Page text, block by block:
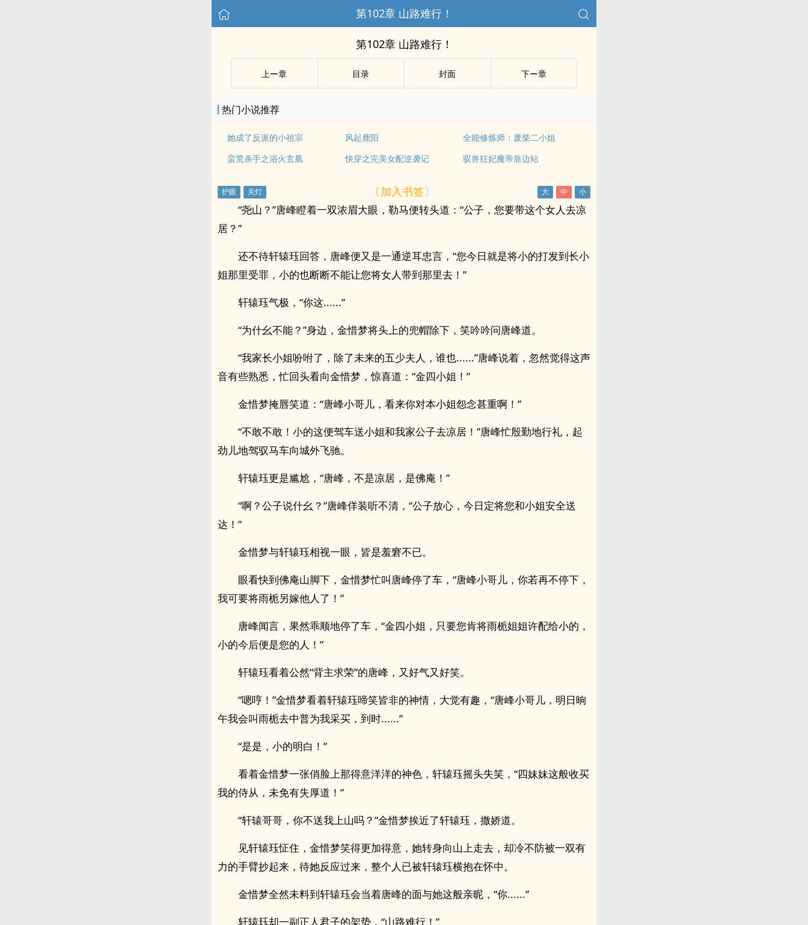
第102章 山路难行！
第102章 山路难行！
上ー章 目录 封面 下ー章
热门小说推荐
她成了反派的小祖宗 风起鹿阳
全能修炼师：废柴二小姐
蛮荒杀手之浴火玄凰
快穿之完美女配逆袭记 驭兽狂妃魔帝靠边站
〔加入书签〕
“尧山？”唐峰瞪着一双浓眉大眼，勒马便转头道：“公子，您要带这个女人去凉
居？”
还不待轩辕珏回答，唐峰便又是一通逆耳忠言，“您今日就是将小的打发到长小
姐那里受罪，小的也断断不能让您将女人带到那里去！”
轩辕珏气极，“你这......”
“为什幺不能？”身边，金惜梦将头上的兜帽除下，笑吟吟问唐峰道。
“我家长小姐吩咐了，除了未来的五少夫人，谁也......”唐峰说着，忽然觉得这声
音有些熟悉，忙回头看向金惜梦，惊喜道：“金四小姐！”
金惜梦掩唇笑道：“唐峰小哥儿，看来你对本小姐怨念甚重啊！”
“不敢不敢！小的这便驾车送小姐和我家公子去凉居！”唐峰忙殷勤地行礼，起
劲儿地驾驭马车向城外飞驰。
轩辕珏更是尴尬，“唐峰，不是凉居，是佛庵！”
“啊？公子说什幺？”唐峰佯装听不清，“公子放心，今日定将您和小姐安全送
达！”
金惜梦与轩辕珏相视一眼，皆是羞窘不已。
眼看快到佛庵山脚下，金惜梦忙叫唐峰停了车，“唐峰小哥儿，你若再不停下，
我可要将雨栀另嫁他人了！”
唐峰闻言，果然乖顺地停了车，“金四小姐，只要您肯将雨栀姐姐许配给小的，
小的今后便是您的人！”
轩辕珏看着公然“背主求荣”的唐峰，又好气又好笑。
“嗯哼！”金惜梦看着轩辕珏啼笑皆非的神情，大觉有趣，“唐峰小哥儿，明日晌
午我会叫雨栀去中普为我采买，到时......”
“是是，小的明白！”
看着金惜梦一张俏脸上那得意洋洋的神色，轩辕珏摇头失笑，“四妹妹这般收买
我的侍从，未免有失厚道！”
“轩辕哥哥，你不送我上山吗？”金惜梦挨近了轩辕珏，撒娇道。
见轩辕珏怔住，金惜梦笑得更加得意，她转身向山上走去，却冷不防被一双有
力的手臂抄起来，待她反应过来，整个人已被轩辕珏横抱在怀中。
金惜梦全然未料到轩辕珏会当着唐峰的面与她这般亲昵，“你......”
轩辕珏却一副正人君子的架势，“山路难行！”